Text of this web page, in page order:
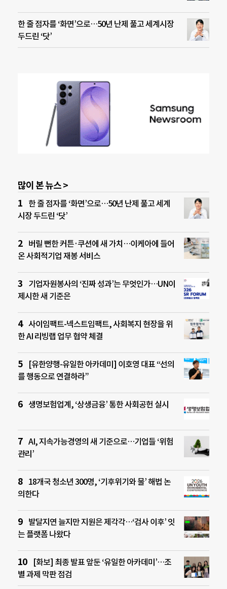
한 줄 점자를 ‘화면’으로…50년 난제 풀고 세계시장
두드린 ‘닷’
많이 본 뉴스 >
한 줄 점자를 ‘화면’으로…50년 난제 풀고 세계
시장 두드린 ‘닷’
버릴 뻔한 커튼·쿠션에 새 가치…이케아에 들어
온 사회적기업 재봉 서비스
기업자원봉사의 ‘진짜 성과’는 무엇인가…UN이
제시한 새 기준은
사이임팩트-넥스트임팩트, 사회복지 현장을 위
한 AI 리빙랩 업무 협약 체결
[유한양행-유일한 아카데미] 이호영 대표 “선의
를 행동으로 연결하라”
생명보험업계, ‘상생금융’ 통한 사회공헌 실시
AI, 지속가능경영의 새 기준으로…기업들 ‘위험
관리’
18개국 청소년 300명, ‘기후위기와 물’ 해법 논
의한다
발달지연 늘지만 지원은 제각각…‘검사 이후’ 잇
는 플랫폼 나왔다
[화보] 최종 발표 앞둔 ‘유일한 아카데미’…조
별 과제 막판 점검